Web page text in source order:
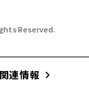
Reserved.
関連情報